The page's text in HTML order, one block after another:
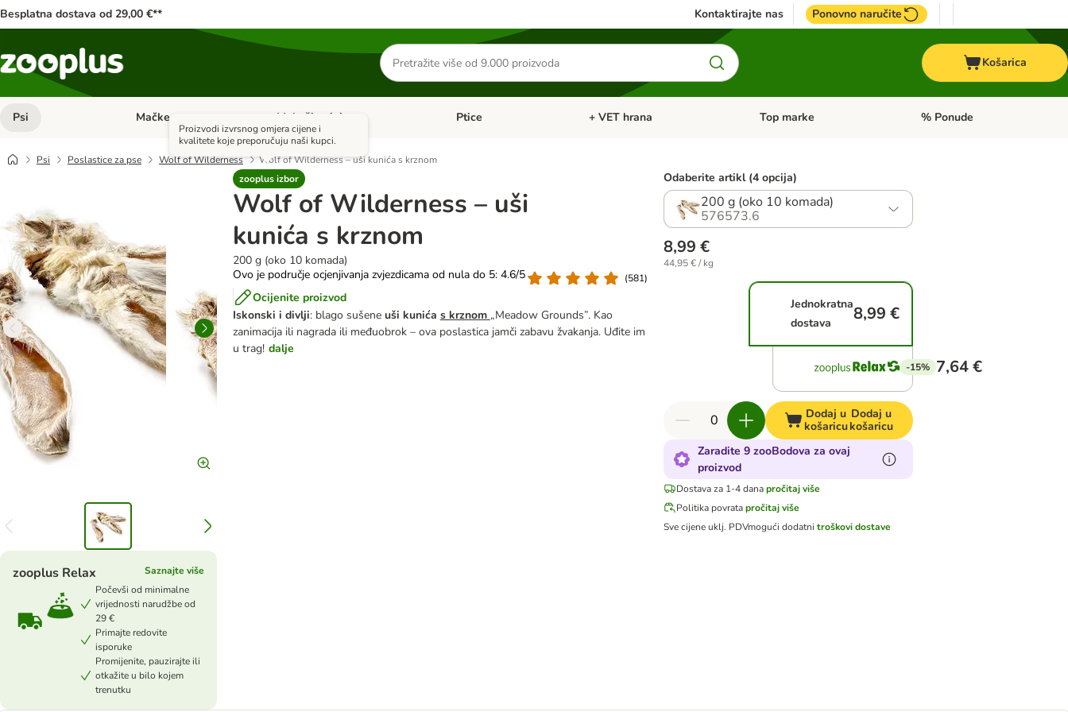
Besplatna dostava od 29,00 €** Kontaktirajte nas Ponovno naručite
Traži
proizvode
Košarica
Psi Pregled kategorija: Psi
Mačke Pregled kategorija: Mačke
Male životinje Pregled kategorija: Male životinje
Ptice Pregled kategorija: Ptice
+ VET hrana Pregled kategorija: + VET hrana
Top marke Pregled kategorija: Top marke
% Ponude
Psi Poslastice za pse Wolf of Wilderness
Wolf of Wilderness – uši kunića s krznom
zooplus izbor
Proizvodi izvrsnog omjera cijene i
kvalitete koje preporučuju naši kupci.
Wolf of Wilderness – uši
kunića s krznom
200 g (oko 10 komada)
Ovo je područje ocjenjivanja zvjezdicama od nula do 5: 4.6/5
(581)
Ocijenite proizvod
Iskonski i divlji: blago sušene uši kunića s krznom „Meadow Grounds”. Kao
zanimacija ili nagrada ili međuobrok – ova poslastica jamči zabavu žvakanja. Uđite im
u trag! dalje
zooplus Relax
Saznajte više
Počevši od minimalne
vrijednosti narudžbe od
29 €
Primajte redovite
isporuke
Promijenite, pauzirajte ili
otkažite u bilo kojem
trenutku
Odaberite artikl (4 opcija)
200 g (oko 10 komada)
576573.6
8,99 €
44,95 € / kg
Jednokratna
dostava
8,99 €
-15% 7,64 €
Dodaj u
košaricu
Dodaj u
košaricu
Zaradite 9 zooBodova za ovaj
proizvod
Dostava za 1-4 dana pročitaj više
Politika povrata pročitaj više
Sve cijene uklj. PDVmogući dodatni troškovi dostave